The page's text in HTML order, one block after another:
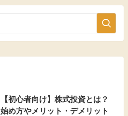
【初心者向け】株式投資とは？
始め方やメリット・デメリット